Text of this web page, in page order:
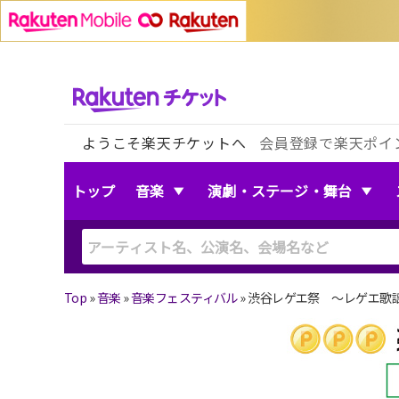
ようこそ楽天チケットへ 会員登録で楽天ポ
トップ 音楽 演劇・ステージ・舞台
Top »音楽 »音楽フェスティバル»渋谷レゲエ祭 〜レゲエ歌